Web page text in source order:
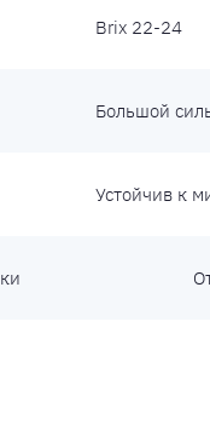
Brix 22-24
Большой
Устойчив к